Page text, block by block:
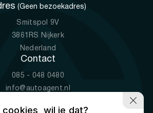
(Geen bezoekadres)
Smitspol 9V
3861RS Nijkerk
Nederland
Contact
085 - 048 0480
info@autoagent.nl
cookies, wil je dat?